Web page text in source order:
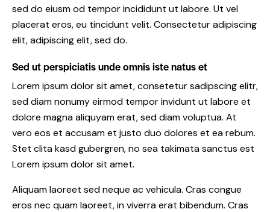
sed do eiusm od tempor incididunt ut labore. Ut vel
placerat eros, eu tincidunt velit. Consectetur adipiscing
elit, adipiscing elit, sed do.
Sed ut perspiciatis unde omnis iste natus et
Lorem ipsum dolor sit amet, consetetur sadipscing elitr,
sed diam nonumy eirmod tempor invidunt ut labore et
dolore magna aliquyam erat, sed diam voluptua. At
vero eos et accusam et justo duo dolores et ea rebum.
Stet clita kasd gubergren, no sea takimata sanctus est
Lorem ipsum dolor sit amet.
Aliquam laoreet sed neque ac vehicula. Cras congue
eros nec quam laoreet, in viverra erat bibendum. Cras